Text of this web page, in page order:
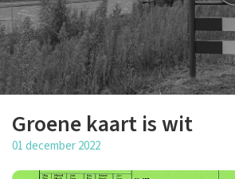
Groene kaart is wit
01 december 2022